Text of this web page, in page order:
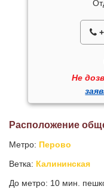
Не
Расположение
Метро: Перово
Ветка: Калининская
До метро: 10 мин.